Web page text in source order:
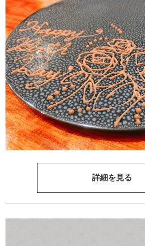
詳細を見る